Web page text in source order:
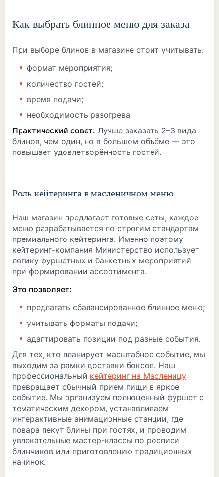
Как выбрать блинное меню для заказа
При выборе блинов в магазине стоит учитывать:
формат мероприятия;
количество гостей;
время подачи;
необходимость разогрева.
Практический совет: Лучше заказать 2–3 вида
блинов, чем один, но в большом объёме — это
повышает удовлетворённость гостей.
Роль кейтеринга в масленичном меню
Наш магазин предлагает готовые сеты, каждое
меню разрабатывается по строгим стандартам
премиального кейтеринга. Именно поэтому
кейтеринг-компания Министерство использует
логику фуршетных и банкетных мероприятий
при формировании ассортимента.
Это позволяет:
предлагать сбалансированное блинное меню;
учитывать форматы подачи;
адаптировать позиции под разные события.
Для тех, кто планирует масштабное событие, мы
выходим за рамки доставки боксов. Наш
профессиональный кейтеринг на Масленицу
превращает обычный прием пищи в яркое
событие. Мы организуем полноценный фуршет с
тематическим декором, устанавливаем
интерактивные анимационные станции, где
повара пекут блины при гостях, и проводим
увлекательные мастер-классы по росписи
блинчиков или приготовлению традиционных
начинок.